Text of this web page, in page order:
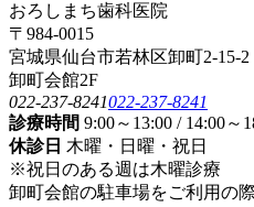
おろしまち歯科医院
〒984-0015
宮城県仙台市若林区卸町2-15-2
卸町会館2F
022-237-8241022-237-8241
診療時間 9:00～13:00 / 14:00～
休診日 木曜・日曜・祝日
※祝日のある週は木曜診療
卸町会館の駐車場をご利用の